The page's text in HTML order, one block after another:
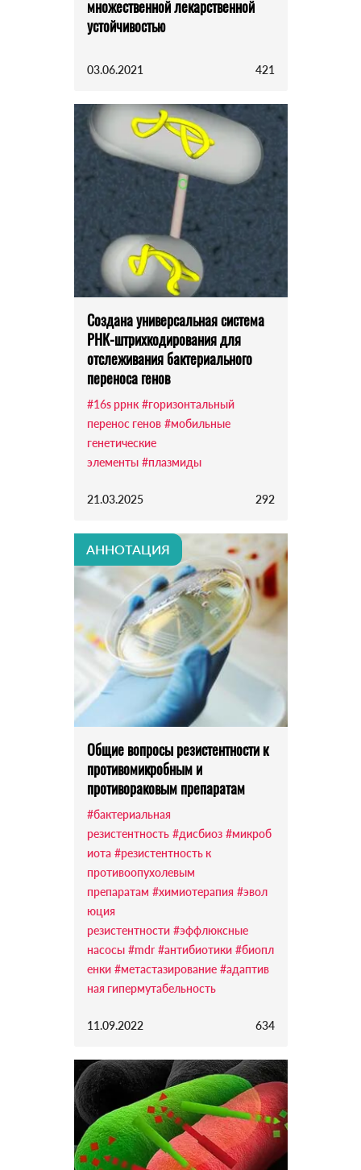
множественной лекарственной
устойчивостью
03.06.2021 421
Создана универсальная система
РНК-штрихкодирования для
отслеживания бактериального
переноса генов
#16s ррнк #горизонтальный
перенос генов #мобильные
генетические
элементы #плазмиды
21.03.2025 292
АННОТАЦИЯ
Общие вопросы резистентности к
противомикробным и
противораковым препаратам
#бактериальная
резистентность #дисбиоз #микроб
иота #резистентность к
противоопухолевым
препаратам #химиотерапия #эвол
юция
резистентности #эффлюксные
насосы #mdr #антибиотики #биопл
енки #метастазирование #адаптив
ная гипермутабельность
11.09.2022 634